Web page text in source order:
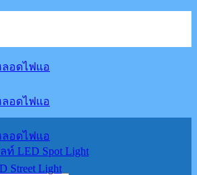
ท์ LED Spot Light
Street Light